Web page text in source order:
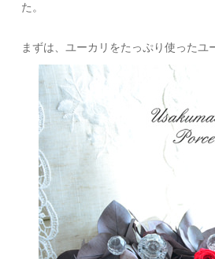
た。
まずは、ユーカリをたっぷり使ったユ